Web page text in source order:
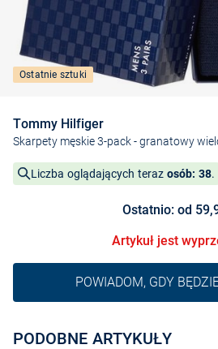
Ostatnie sztuki
Tommy Hilfiger
Skarpety męskie 3-pack- granatowy
Liczba oglądających teraz osób: 38.
Ostatnio: od
Artykuł jest
POWIADOM, GDY
PODOBNE ARTYKUŁY